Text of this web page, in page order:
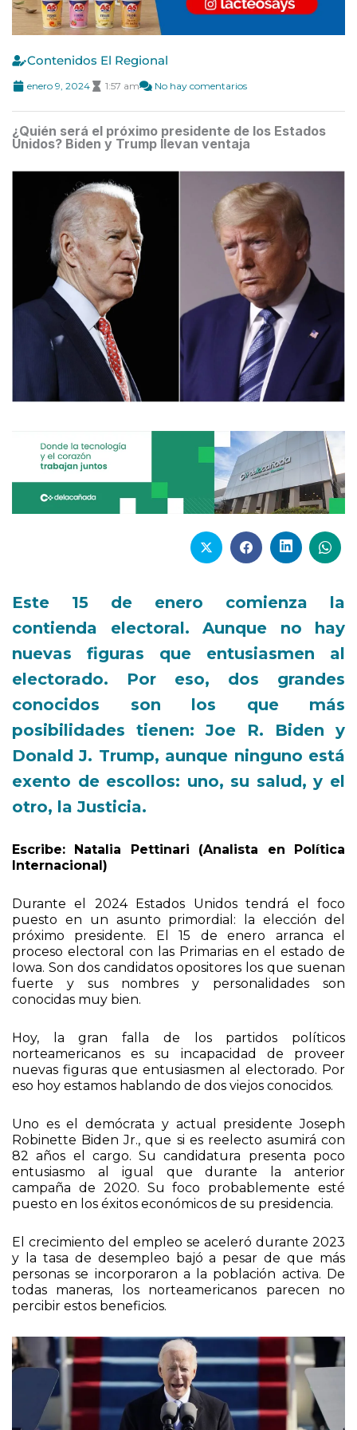
Contenidos El Regional
enero 9, 2024 1:57 am No hay comentarios
¿Quién será el próximo presidente de los Estados
Unidos? Biden y Trump llevan ventaja
Este 15 de enero comienza la
contienda electoral. Aunque no hay
nuevas figuras que entusiasmen al
electorado. Por eso, dos grandes
conocidos son los que más
posibilidades tienen: Joe R. Biden y
Donald J. Trump, aunque ninguno está
exento de escollos: uno, su salud, y el
otro, la Justicia.
Escribe: Natalia Pettinari (Analista en Política
Internacional)
Durante el 2024 Estados Unidos tendrá el foco
puesto en un asunto primordial: la elección del
próximo presidente. El 15 de enero arranca el
proceso electoral con las Primarias en el estado de
Iowa. Son dos candidatos opositores los que suenan
fuerte y sus nombres y personalidades son
conocidas muy bien.
Hoy, la gran falla de los partidos políticos
norteamericanos es su incapacidad de proveer
nuevas figuras que entusiasmen al electorado. Por
eso hoy estamos hablando de dos viejos conocidos.
Uno es el demócrata y actual presidente Joseph
Robinette Biden Jr., que si es reelecto asumirá con
82 años el cargo. Su candidatura presenta poco
entusiasmo al igual que durante la anterior
campaña de 2020. Su foco probablemente esté
puesto en los éxitos económicos de su presidencia.
El crecimiento del empleo se aceleró durante 2023
y la tasa de desempleo bajó a pesar de que más
personas se incorporaron a la población activa. De
todas maneras, los norteamericanos parecen no
percibir estos beneficios.